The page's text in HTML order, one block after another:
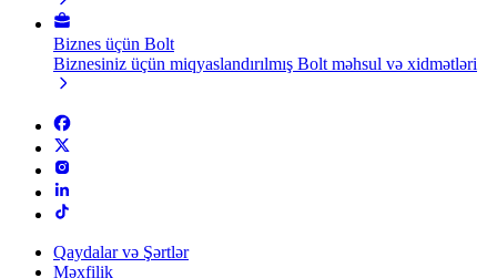
Biznes üçün Bolt
Biznesiniz üçün miqyaslandırılmış Bolt məhsul və xidmətləri
Qaydalar və Şərtlər
Məxfilik